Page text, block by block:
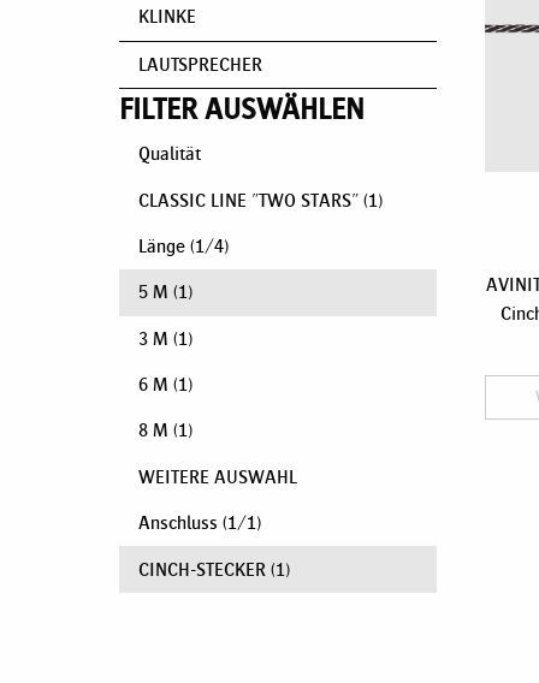
KLINKE
LAUTSPRECHER
FILTER AUSWÄHLEN
Qualität
CLASSIC LINE "TWO STARS" (1)
Länge (1/4)
5 M (1)
3 M (1)
6 M (1)
8 M (1)
WEITERE AUSWAHL
Anschluss (1/1)
CINCH-STECKER (1)